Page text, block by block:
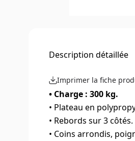
Description détaillée
Imprimer la fiche
• Charge : 300 kg.
• Plateau en
• Rebords sur 3 côtés.
• Coins arrondis,